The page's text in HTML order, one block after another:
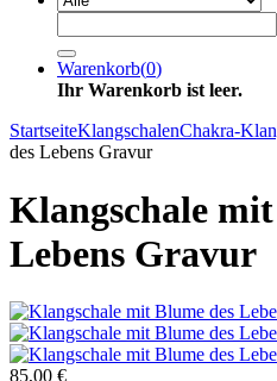
Warenkorb(0)
Ihr Warenkorb ist leer.
StartseiteKlangschalenChakra-
des Lebens Gravur
Klangschale
Lebens Gravur
85,00 €